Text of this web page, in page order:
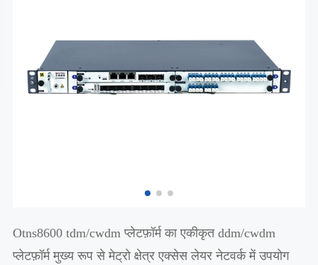
Otns8600 tdm/cwdm प्लेटफ़ॉर्म का एकीकृत ddm/cwdm
प्लेटफ़ॉर्म मुख्य रूप से मेट्रो क्षेत्र एक्सेस लेयर नेटवर्क में उपयोग